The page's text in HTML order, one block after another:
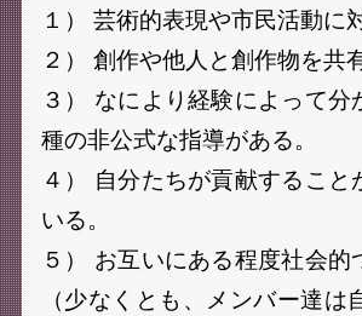
１） 芸術的表現や市民活動に
２） 創作や他人と創作物を
３） なにより経験によって
種の非公式な指導がある。
４） 自分たちが貢献するこ
いる。
５） お互いにある程度社会
（少なくとも、メンバー達